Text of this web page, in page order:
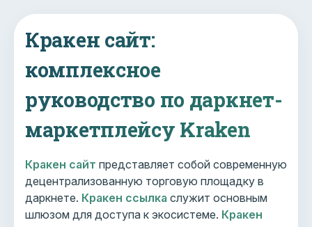
Кракен сайт:
комплексное
руководство по даркнет-
маркетплейсу Kraken
Кракен сайт представляет собой современную
децентрализованную торговую площадку в
даркнете. Кракен ссылка служит основным
шлюзом для доступа к экосистеме. Кракен